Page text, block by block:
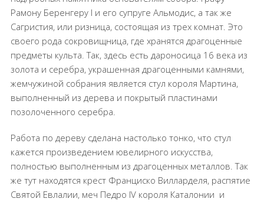
Рамону Беренгеру I и его супруге Альмодис, а так же
Сагристия, или ризница, состоящая из трех комнат. Это
своего рода сокровищница, где хранятся драгоценные
предметы культа. Так, здесь есть дароносица 16 века из
золота и серебра, украшенная драгоценными камнями,
жемчужиной собрания является стул короля Мартина,
выполненный из дерева и покрытый пластинами
позолоченного серебра.
Работа по дереву сделана настолько тонко, что стул
кажется произведением ювелирного искусства,
полностью выполненным из драгоценных металлов. Так
же тут находятся крест Франциско Вилларделя, распятие
Святой Евлалии, меч Педро IV короля Каталонии и